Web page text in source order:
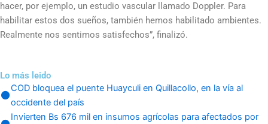
hacer, por ejemplo, un estudio vascular llamado Doppler. Para
habilitar estos dos sueños, también hemos habilitado ambientes.
Realmente nos sentimos satisfechos”, finalizó.
Lo más leido
COD bloquea el puente Huayculi en Quillacollo, en la vía al
occidente del país
Invierten Bs 676 mil en insumos agrícolas para afectados por